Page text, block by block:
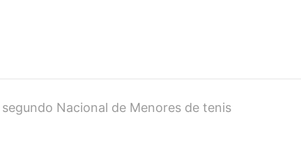
segundo Nacional de Menores de tenis